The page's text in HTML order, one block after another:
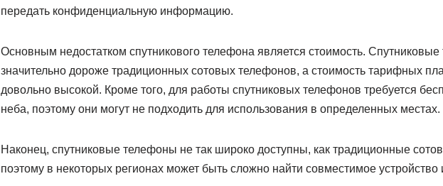
передать конфиденциальную информацию.
Основным недостатком спутникового телефона является стоимость.
значительно дороже традиционных сотовых телефонов, а стоимость тарифных
довольно высокой. Кроме того, для работы спутниковых телефонов требуется
неба, поэтому они могут не подходить для использования в определенных местах.
Наконец, спутниковые телефоны не так широко доступны, как традиционные
поэтому в некоторых регионах может быть сложно найти совместимое